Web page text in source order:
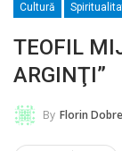
Cultură
TEOFIL
ARGINŢI”
By Florin